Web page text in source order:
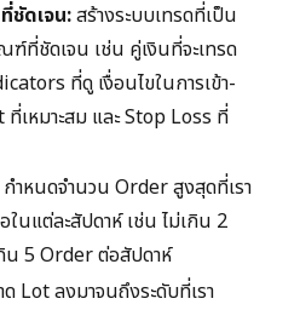
ชัดเจน:สร้างระบบเทรดที่เป็น
ที่ชัดเจน เช่น คู่เงินที่จะเทรด
ที่ดู เงื่อนไขในการเข้า-
เหมาะสม และ Stop Loss ที่
กำหนดจำนวน Order สูงสุดที่เรา
ในแต่ละสัปดาห์ เช่น ไม่เกิน 2
น 5 Order ต่อสัปดาห์
Lot ลงมาจนถึงระดับที่เรา